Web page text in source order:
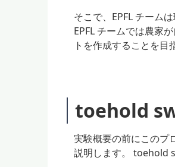
そこで、EPFL チーム
EPFL チームでは農家
トを作成することを目
toehold
実験概要の前にこのプ
説明します。 toehold